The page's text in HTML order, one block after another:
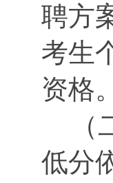
聘方
考生
资格。
低分